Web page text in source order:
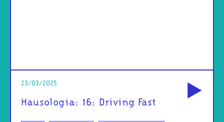
23/03/2025
Hausologia: 16: Driving Fast